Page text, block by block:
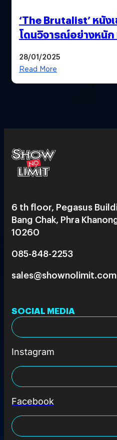
‘The Brutalist’ หนัง
โดนวิจารณ์อย่างหนัก
28/01/2025
Read More
6 th floor, Pegasus
Bang Chak, Phra
10260
085-848-2253
sales@shownolimit.com
SOCIAL MEDIA
Instagram
Facebook